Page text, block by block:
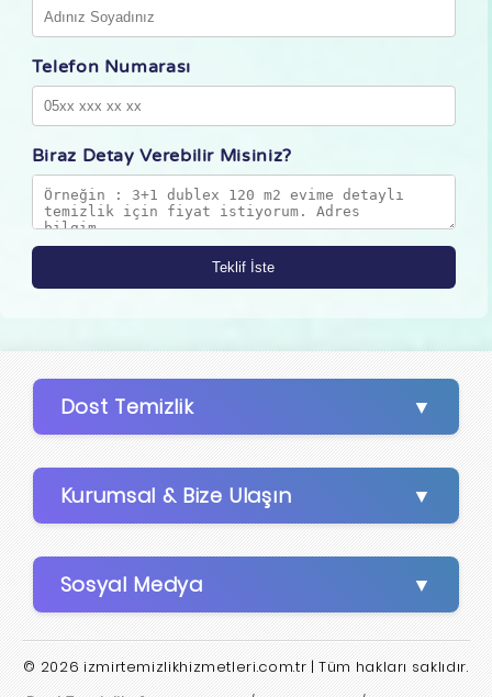
Telefon Numarası
Biraz Detay Verebilir Misiniz?
Dost Temizlik
Kurumsal & Bize Ulaşın
Sosyal Medya
© 2026 izmirtemizlikhizmetleri.com.tr | Tüm hakları saklıdır.